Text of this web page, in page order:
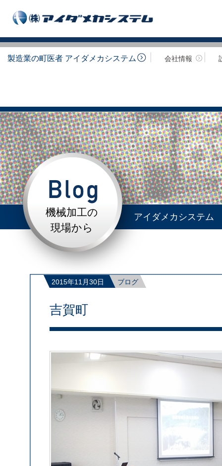
製造業の町医者 アイダメカシステム 会社情報
機械加工の
現場から
アイダメカシステム
2015年11月30日 ブログ
吉賀町